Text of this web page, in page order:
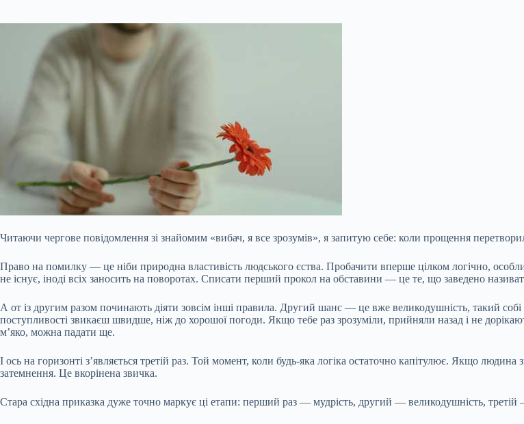
Читаючи чергове повідомлення зі знайомим «вибач, я все зрозумів», я запитую себе: коли прощення
Право на помилку — це ніби природна властивість людського єства. Пробачити вперше цілком логічно,
не існує, іноді всіх заносить на поворотах. Списати перший прокол на обставини — це те, що заведено
А от із другим разом починають діяти зовсім інші правила. Другий шанс — це вже великодушність, такий
поступливості звикаєш швидше, ніж до хорошої погоди. Якщо тебе раз зрозуміли, прийняли назад і не
м’яко, можна падати ще.
І ось на горизонті з’являється третій раз. Той момент, коли будь-яка логіка остаточно капітулює. Якщо
затемнення. Це вкорінена звичка.
Стара східна приказка дуже точно маркує ці етапи: перший раз — мудрість, другий — великодушність, третій